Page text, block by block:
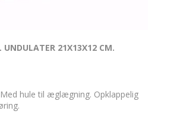
UNDULATER 21X13X12 CM.
hule til æglægning. Opklappelig